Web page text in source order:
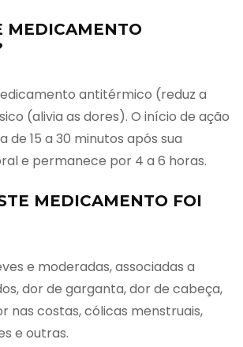
MEDICAMENTO
antitérmico (reduz a
(alivia as dores). O início de ação
15 a 30 minutos após sua
e permanece por 4 a 6 horas.
MEDICAMENTO FOI
e moderadas, associadas a
dor de garganta, dor de cabeça,
nas costas, cólicas menstruais,
e outras.